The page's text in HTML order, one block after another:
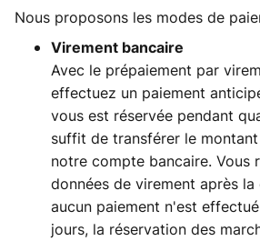
Nous proposons les modes de
Virement bancaire
Avec le prépaiement par
effectuez un paiement
vous est réservée pendant
suffit de transférer le
notre compte bancaire. Vous
données de virement après la
aucun paiement n'est
jours, la réservation des